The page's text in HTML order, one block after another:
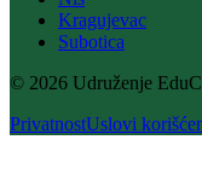
Kragujevac
Subotica
© 2026 Udruženje
PrivatnostUslovi